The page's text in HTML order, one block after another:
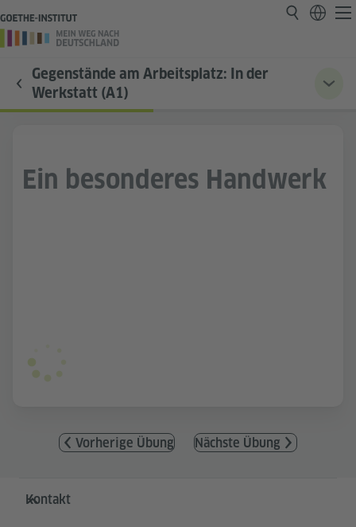
Gegenstände am Arbeitsplatz: In der
Werkstatt (A1)
Ein besonderes Handwerk
Vorherige Übung Nächste Übung
Service- und Informationsbereich
Kontakt